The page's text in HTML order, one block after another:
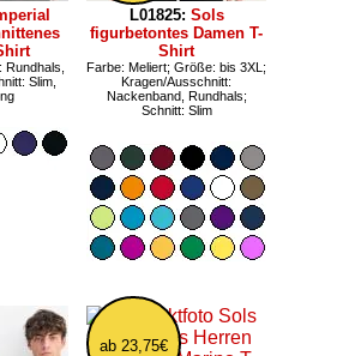
Slim,
L01825: Sols
figurbetontes Damen T-
Shirt
Farbe: Meliert; Größe: bis 3XL;
Kragen/Ausschnitt:
Nackenband, Rundhals;
Schnitt: Slim
ab 23,75€